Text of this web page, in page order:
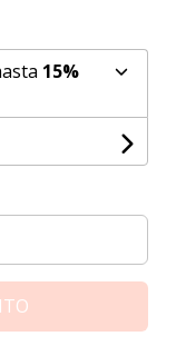
15%